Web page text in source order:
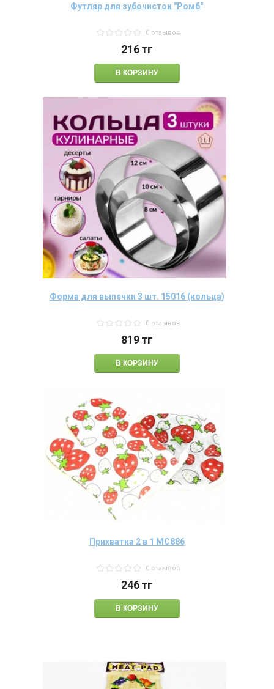
Футляр для зубочисток "Ромб"
0 отзывов
216тг
Форма для выпечки 3 шт. 15016 (кольца)
0 отзывов
819тг
Прихватка 2 в 1 МС886
0 отзывов
246тг